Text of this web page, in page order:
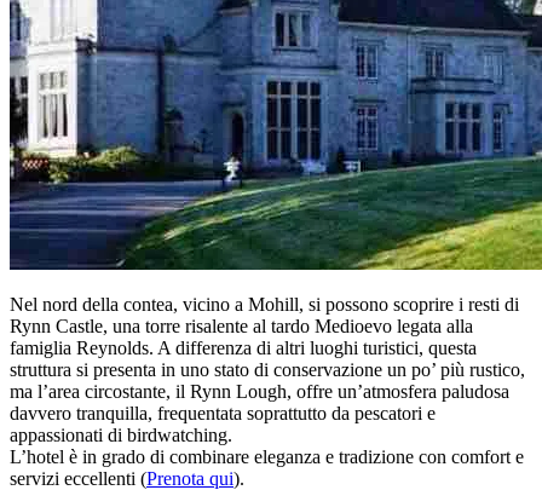
Nel nord della contea, vicino a Mohill, si possono scoprire i resti di
Rynn Castle, una torre risalente al tardo Medioevo legata alla
famiglia Reynolds. A differenza di altri luoghi turistici, questa
struttura si presenta in uno stato di conservazione un po’ più rustico,
ma l’area circostante, il Rynn Lough, offre un’atmosfera paludosa
davvero tranquilla, frequentata soprattutto da pescatori e
appassionati di birdwatching.
L’hotel è in grado di combinare eleganza e tradizione con comfort e
servizi eccellenti (Prenota qui).